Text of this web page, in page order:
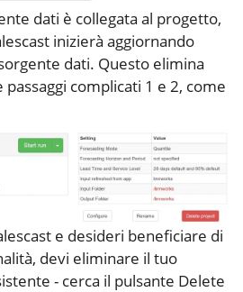
dati è collegata al progetto,
inizierà aggiornando
dati. Questo elimina
complicati 1 e 2, come
e desideri beneficiare di
devi eliminare il tuo
- cerca il pulsante Delete